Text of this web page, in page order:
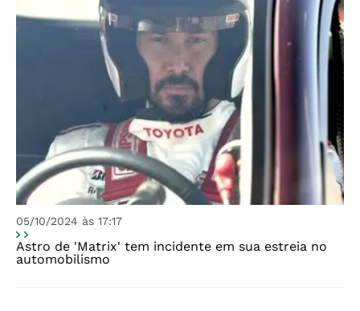
05/10/2024 às 17:17
Astro de 'Matrix' tem incidente em sua estreia no
automobilismo